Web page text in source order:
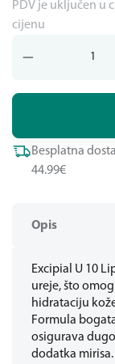
Opis
Excipial U 10
ureje, što
hidrataciju
Formula
osigurava
dodatka
PDV je uključen u
cijenu
Besplatna
44.99€